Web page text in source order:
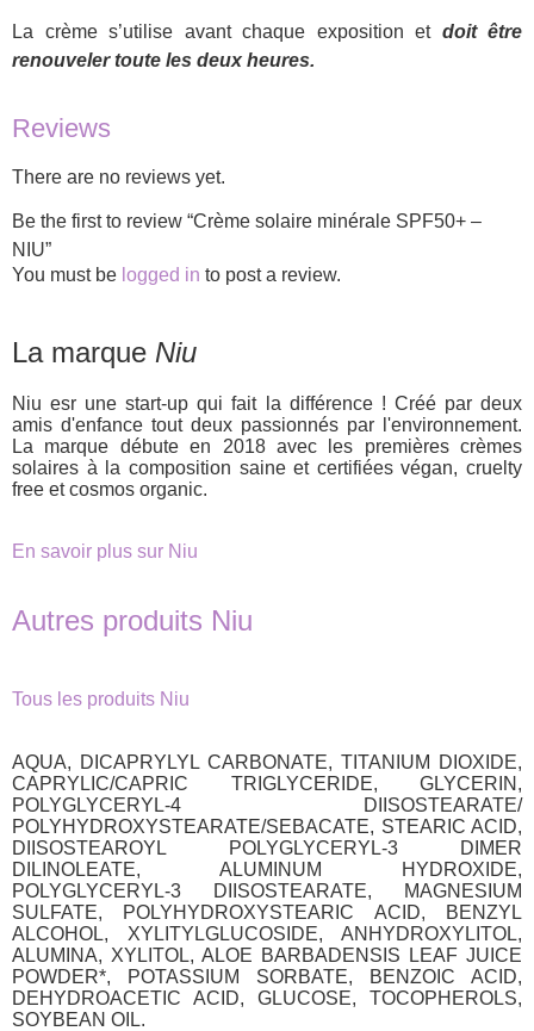
La crème s’utilise avant chaque exposition et doit être
renouveler toute les deux heures.
Reviews
There are no reviews yet.
Be the first to review “Crème solaire minérale SPF50+ –
NIU”
You must be logged in to post a review.
La marque Niu
Niu esr une start-up qui fait la différence ! Créé par deux
amis d'enfance tout deux passionnés par l'environnement.
La marque débute en 2018 avec les premières crèmes
solaires à la composition saine et certifiées végan, cruelty
free et cosmos organic.
En savoir plus sur Niu
Autres produits Niu
Tous les produits Niu
AQUA, DICAPRYLYL CARBONATE, TITANIUM DIOXIDE,
CAPRYLIC/CAPRIC TRIGLYCERIDE, GLYCERIN,
POLYGLYCERYL-4 DIISOSTEARATE/
POLYHYDROXYSTEARATE/SEBACATE, STEARIC ACID,
DIISOSTEAROYL POLYGLYCERYL-3 DIMER
DILINOLEATE, ALUMINUM HYDROXIDE,
POLYGLYCERYL-3 DIISOSTEARATE, MAGNESIUM
SULFATE, POLYHYDROXYSTEARIC ACID, BENZYL
ALCOHOL, XYLITYLGLUCOSIDE, ANHYDROXYLITOL,
ALUMINA, XYLITOL, ALOE BARBADENSIS LEAF JUICE
POWDER*, POTASSIUM SORBATE, BENZOIC ACID,
DEHYDROACETIC ACID, GLUCOSE, TOCOPHEROLS,
SOYBEAN OIL.